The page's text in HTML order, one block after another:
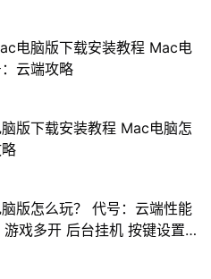
电脑版下载安装教程 Mac电
云端攻略
版下载安装教程 Mac电脑怎
版怎么玩？ 代号：云端性能
戏多开 后台挂机 按键设置